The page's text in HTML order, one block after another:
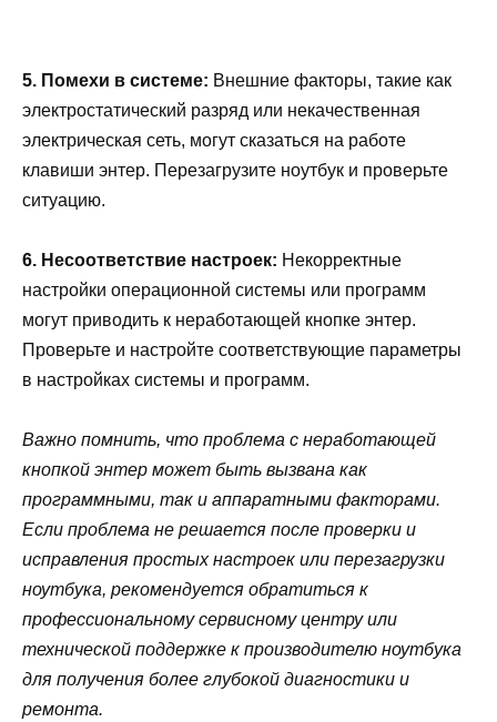
5. Помехи в системе: Внешние факторы, такие как
электростатический разряд или некачественная
электрическая сеть, могут сказаться на работе
клавиши энтер. Перезагрузите ноутбук и проверьте
ситуацию.
6. Несоответствие настроек: Некорректные
настройки операционной системы или программ
могут приводить к неработающей кнопке энтер.
Проверьте и настройте соответствующие параметры
в настройках системы и программ.
Важно помнить, что проблема с неработающей
кнопкой энтер может быть вызвана как
программными, так и аппаратными факторами.
Если проблема не решается после проверки и
исправления простых настроек или перезагрузки
ноутбука, рекомендуется обратиться к
профессиональному сервисному центру или
технической поддержке к производителю ноутбука
для получения более глубокой диагностики и
ремонта.